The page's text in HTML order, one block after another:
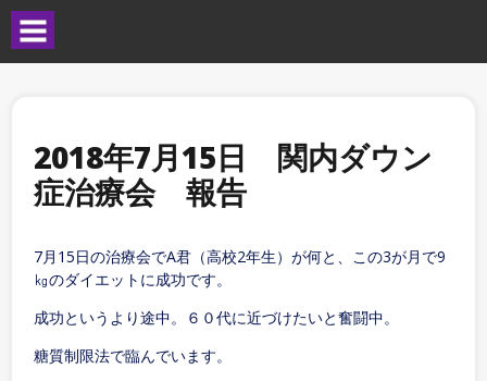
2018年7月15日 関内ダウン
症治療会 報告
7月15日の治療会でA君（高校2年生）が何と、この3が月で9
㎏のダイエットに成功です。
成功というより途中。６０代に近づけたいと奮闘中。
糖質制限法で臨んでいます。